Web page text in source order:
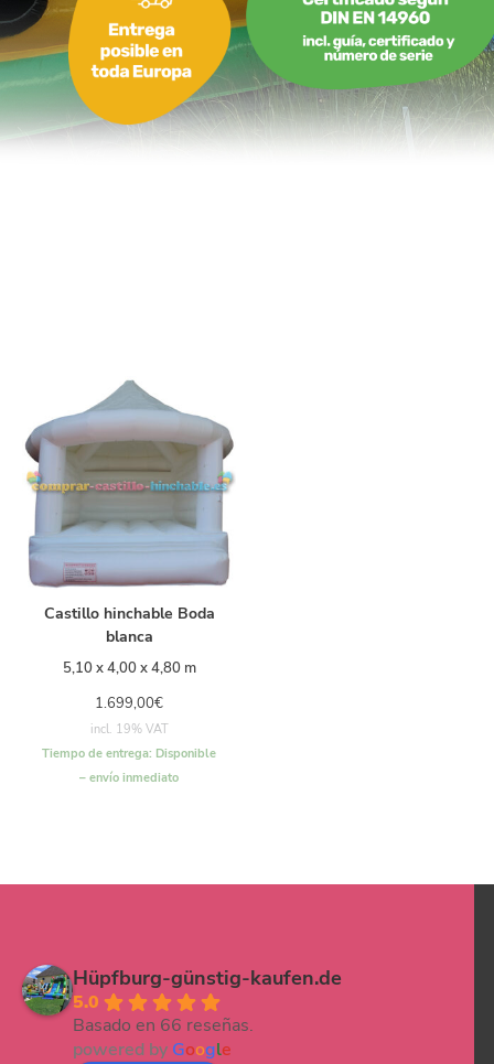
Castillo hinchable Boda
blanca
5,10 x 4,00 x 4,80 m
1.699,00€
incl. 19% VAT
Tiempo de entrega: Disponible
– envío inmediato
Hüpfburg-günstig-kaufen.de
5.0
Basado en 66 reseñas.
powered by Google